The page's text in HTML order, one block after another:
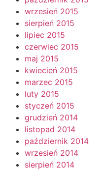
wrzesień 2015
sierpień 2015
lipiec 2015
czerwiec 2015
maj 2015
kwiecień 2015
marzec 2015
luty 2015
styczeń 2015
grudzień 2014
listopad 2014
październik 2014
wrzesień 2014
sierpień 2014